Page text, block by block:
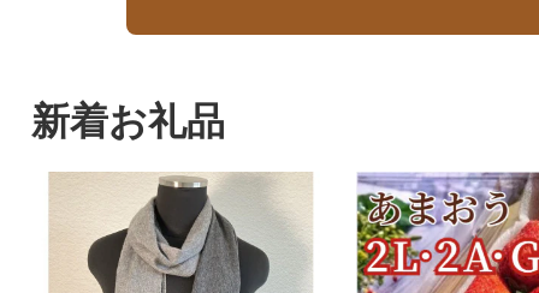
新着お礼品